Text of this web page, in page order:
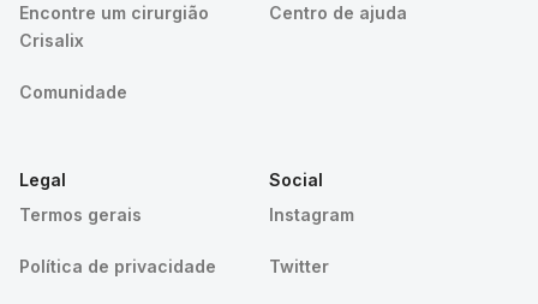
Encontre um cirurgião
Crisalix
Comunidade
Centro de ajuda
Legal
Termos gerais
Política de privacidade
Social
Instagram
Twitter